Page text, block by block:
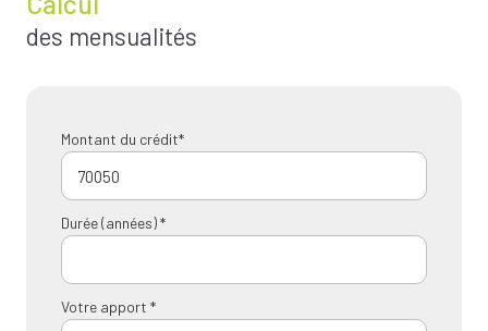
des mensualités
Montant du crédit*
Durée (années) *
Votre apport *